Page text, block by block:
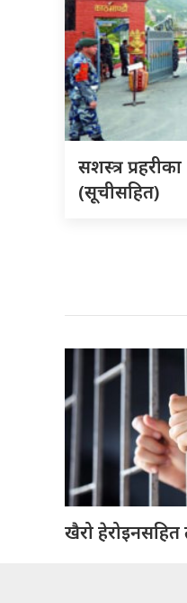
सशस्त्र
(सूचीसहित)
खैरो हेरोइनसहित